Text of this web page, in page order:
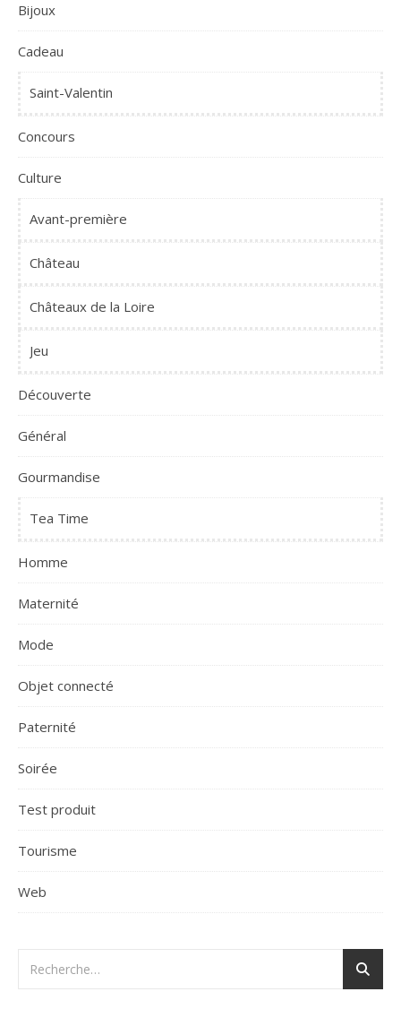
Bijoux
Cadeau
Saint-Valentin
Concours
Culture
Avant-première
Château
Châteaux de la Loire
Jeu
Découverte
Général
Gourmandise
Tea Time
Homme
Maternité
Mode
Objet connecté
Paternité
Soirée
Test produit
Tourisme
Web